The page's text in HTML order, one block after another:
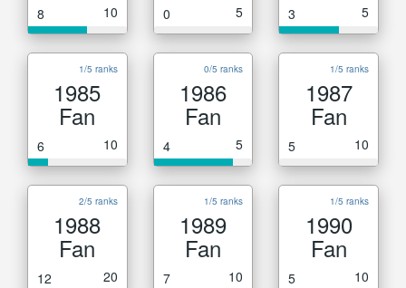
8 10 0 5 3 5
1/5 ranks
1985
Fan
6 10
0/5 ranks
1986
Fan
4 5
1/5 ranks
1987
Fan
5 10
2/5 ranks
1988
Fan
12 20
1/5 ranks
1989
Fan
7 10
1/5 ranks
1990
Fan
5 10